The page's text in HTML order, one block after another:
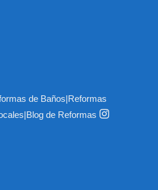
de Baños|Reformas
|Blog de Reformas